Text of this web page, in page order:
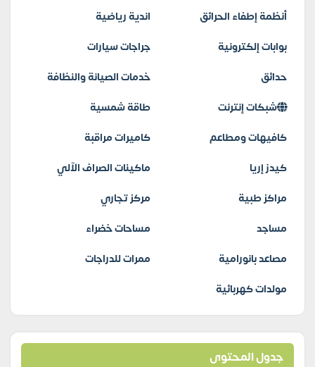
أنظمة إطفاء الحرائق
اندية رياضية
بوابات إلكترونية
جراجات سيارات
حدائق
خدمات الصيانة والنظافة
شبكات إنترنت
طاقة شمسية
كافيهات ومطاعم
كاميرات مراقبة
كيدز إريا
ماكينات الصراف الآلي
مراكز طبية
مركز تجاري
مساجد
مساحات خضراء
مصاعد بانورامية
ممرات للدراجات
مولدات كهربائية
جدول المحتوى